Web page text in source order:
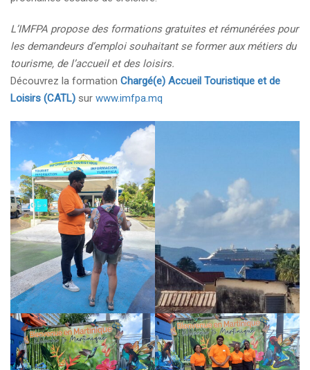
L’IMFPA propose des formations gratuites et rémunérées pour
les demandeurs d’emploi souhaitant se former aux métiers du
tourisme, de l’accueil et des loisirs.
Découvrez la formation Chargé(e) Accueil Touristique et de
Loisirs (CATL) sur www.imfpa.mq